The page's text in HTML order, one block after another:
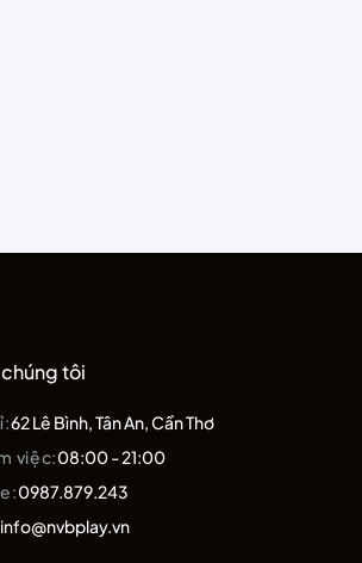
tôi
62 Lê Bình, Tân An, Cần Thơ
việc:08:00 - 21:00
0987.879.243
info@nvbplay.vn